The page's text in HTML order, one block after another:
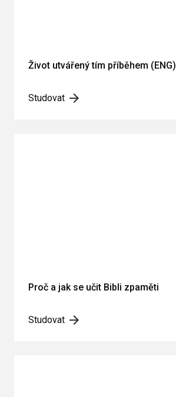
Život utvářený tím příběhem (ENG)
Studovat
Proč a jak se učit Bibli zpaměti
Studovat